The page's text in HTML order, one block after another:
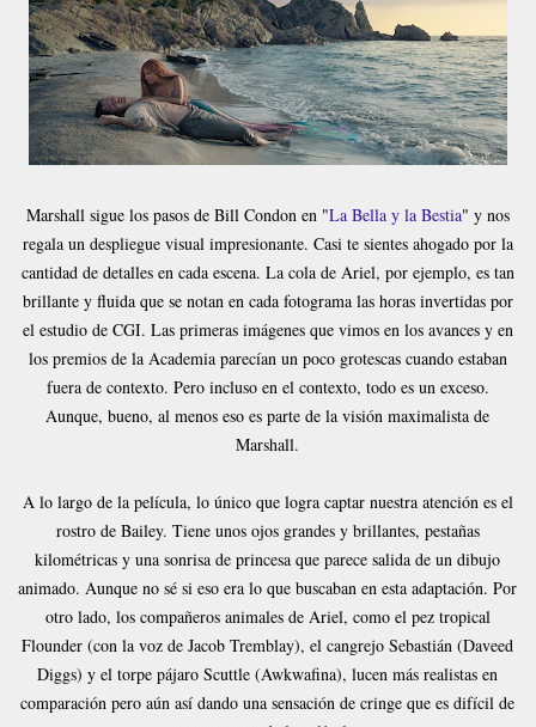
Marshall sigue los pasos de Bill Condon en "La Bella y la Bestia" y nos
regala un despliegue visual impresionante. Casi te sientes ahogado por la
cantidad de detalles en cada escena. La cola de Ariel, por ejemplo, es tan
brillante y fluida que se notan en cada fotograma las horas invertidas por
el estudio de CGI. Las primeras imágenes que vimos en los avances y en
los premios de la Academia parecían un poco grotescas cuando estaban
fuera de contexto. Pero incluso en el contexto, todo es un exceso.
Aunque, bueno, al menos eso es parte de la visión maximalista de
Marshall.
A lo largo de la película, lo único que logra captar nuestra atención es el
rostro de Bailey. Tiene unos ojos grandes y brillantes, pestañas
kilométricas y una sonrisa de princesa que parece salida de un dibujo
animado. Aunque no sé si eso era lo que buscaban en esta adaptación. Por
otro lado, los compañeros animales de Ariel, como el pez tropical
Flounder (con la voz de Jacob Tremblay), el cangrejo Sebastián (Daveed
Diggs) y el torpe pájaro Scuttle (Awkwafina), lucen más realistas en
comparación pero aún así dando una sensación de cringe que es difícil de